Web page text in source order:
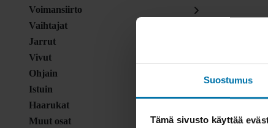
Suostumus
Tämä sivusto käyttää
Voimansiirto
Vaihtajat
Jarrut
Vivut
Ohjain
Istuin
Haarukat
Muut osat